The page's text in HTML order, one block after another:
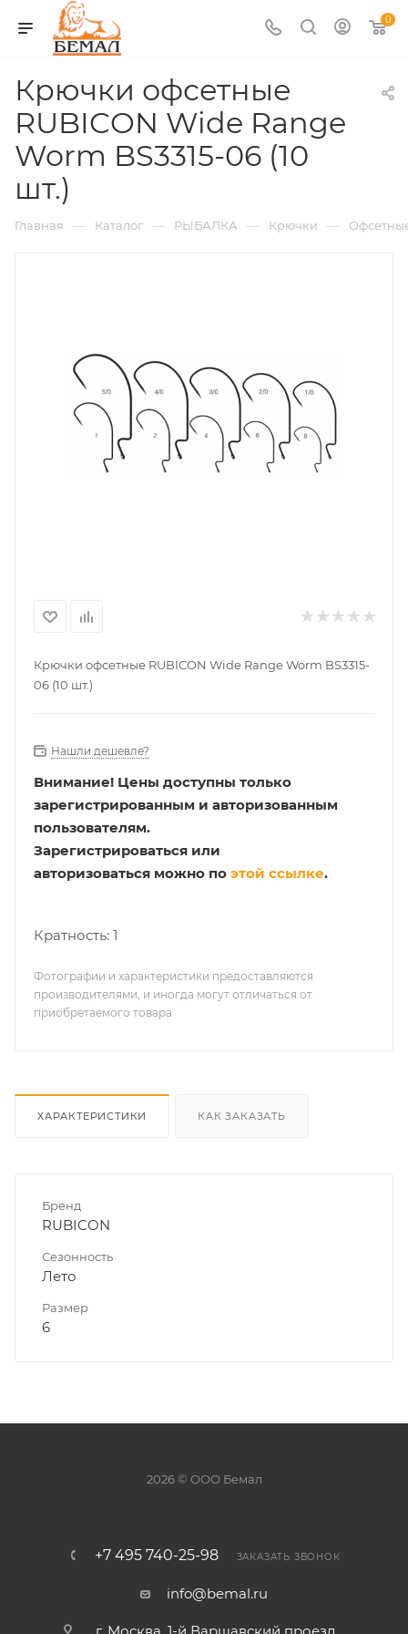
0
Крючки офсетные
RUBICON Wide Range
Worm BS3315-06 (10
шт.)
Главная — Каталог — РЫБАЛКА — Крючки —
Крючки офсетные RUBICON Wide Range Worm BS3315-
06 (10 шт.)
Нашли дешевле?
Внимание! Цены доступны только
зарегистрированным и авторизованным
пользователям.
Зарегистрироваться или
авторизоваться можно по этой ссылке.
Кратность: 1
Фотографии и характеристики предоставляются
производителями, и иногда могут отличаться от
приобретаемого товара
ХАРАКТЕРИСТИКИ КАК ЗАКАЗАТЬ
Бренд
RUBICON
Сезонность
Лето
Размер
6
2026 © ООО Бемал
+7 495 740-25-98 ЗАКАЗАТЬ ЗВОНОК
info@bemal.ru